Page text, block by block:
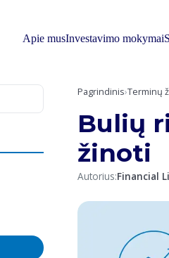
Apie musInvestavimo mokymai
Pagrindinis›Terminų
Bulių
žinoti
Autorius:Financial